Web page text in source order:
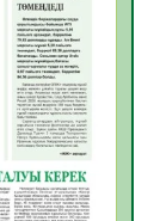
31
етті
41